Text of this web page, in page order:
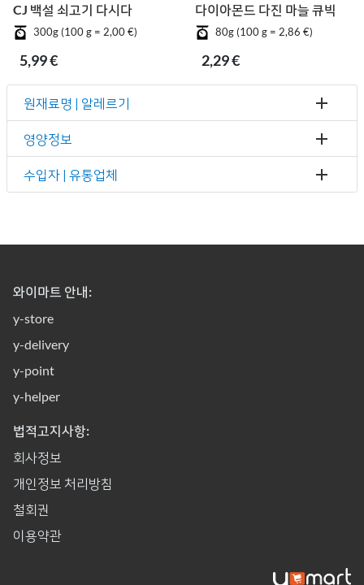
CJ 백설 쇠고기 다시다
300g (100 g = 2,00 €)
5,99 €
다이아몬드 다진 마늘 큐빅
80g (100 g = 2,86 €)
2,29 €
원재료명 | 알레르기
영양정보
수입자 | 유통업체
와이마트 안내:
y-store
y-delivery
y-point
y-helper
법적고지사항:
회사정보
개인정보 처리방침
철회권
이용약관